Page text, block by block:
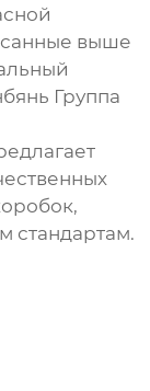
выше
Группа
,
стандартам.